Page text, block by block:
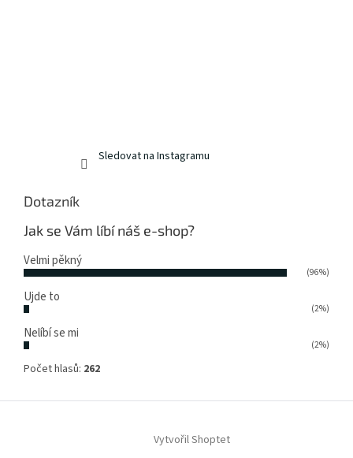
Sledovat na Instagramu
Dotazník
Jak se Vám líbí náš e-shop?
Velmi pěkný
(96%)
Ujde to
(2%)
Nelíbí se mi
(2%)
Počet hlasů: 262
Vytvořil Shoptet